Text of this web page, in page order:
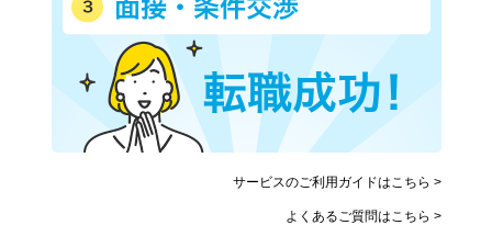
サービスのご利用ガイドはこちら >
よくあるご質問はこちら >